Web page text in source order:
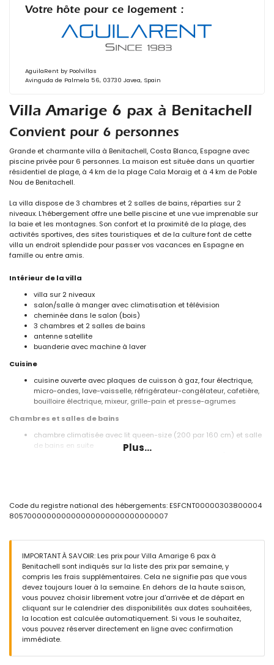
Villa Amarige 6 pax à Benitachell
Convient pour 6 personnes
Grande et charmante villa à Benitachell, Costa Blanca, Espagne avec
piscine privée pour 6 personnes. La maison est située dans un quartier
résidentiel de plage, à 4 km de la plage Cala Moraig et à 4 km de Poble
Nou de Benitachell.
La villa dispose de 3 chambres et 2 salles de bains, réparties sur 2
niveaux. L'hébergement offre une belle piscine et une vue imprenable sur
la baie et les montagnes. Son confort et la proximité de la plage, des
activités sportives, des sites touristiques et de la culture font de cette
villa un endroit splendide pour passer vos vacances en Espagne en
famille ou entre amis.
Intérieur de la villa
villa sur 2 niveaux
salon/salle à manger avec climatisation et télévision
cheminée dans le salon (bois)
3 chambres et 2 salles de bains
antenne satellite
buanderie avec machine à laver
Cuisine
cuisine ouverte avec plaques de cuisson à gaz, four électrique,
micro-ondes, lave-vaisselle, réfrigérateur-congélateur, cafetière,
bouilloire électrique, mixeur, grille-pain et presse-agrumes
Chambres et salles de bains
chambre climatisée avec lit queen-size (200 par 160 cm) et salle
de bains en suite
Extérieur de la villa
terrain clos
profondeur
2 terrasses, dont une couverte
cuisine extérieure et barbecue
douche extérieure
espace de détente et salle à manger extérieure
Informations supplémentaires
ville la plus proche : Poble Nou de Benitachell (à moins de 4
kilomètres de la villa)
rivière ou rivage le plus proche : Mer Méditerranée (à moins de 4
plage la plus proche : Cala Moraig (à moins de 4 kilomètres de la
Plus...
Code du registre national des hébergements: ESFCNT00000303800004
805700000000000000000000000000007
IMPORTANT À SAVOIR: Les prix pour Villa Amarige 6 pax à
Benitachell sont indiqués sur la liste des prix par semaine, y
compris les frais supplémentaires. Cela ne signifie pas que vous
devez toujours louer à la semaine. En dehors de la haute saison,
vous pouvez choisir librement votre jour d'arrivée et de départ en
cliquant sur le calendrier des disponibilités aux dates souhaitées,
la location est calculée automatiquement. Si vous le souhaitez,
vous pouvez réserver directement en ligne avec confirmation
immédiate.
Votre hôte pour ce logement :
AguilaRent by Poolvillas
Avinguda de Palmela 56, 03730 Javea, Spain